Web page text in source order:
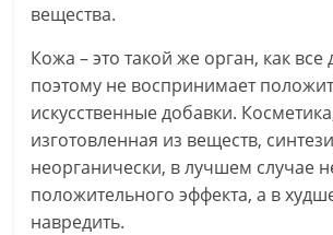
вещества.
Кожа – это такой же орган, как все
поэтому не воспринимает
искусственные добавки.
изготовленная из веществ,
неорганически, в лучшем случае
положительного эффекта, а в
навредить.